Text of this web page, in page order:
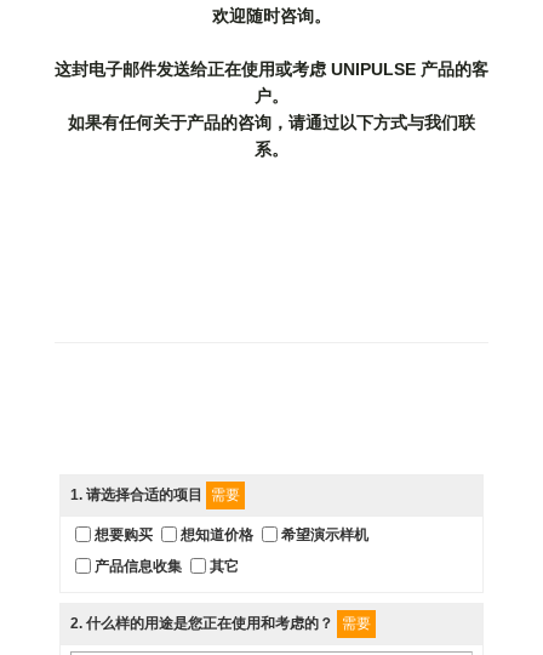
欢迎随时咨询。
这封电子邮件发送给正在使用或考虑 UNIPULSE 产品的客
户。
如果有任何关于产品的咨询，请通过以下方式与我们联
系。
1. 请选择合适的项目 需要
想要购买 想知道价格
希望演示样机
产品信息收集
其它
2. 什么样的用途是您正在使用和考虑的？ 需要